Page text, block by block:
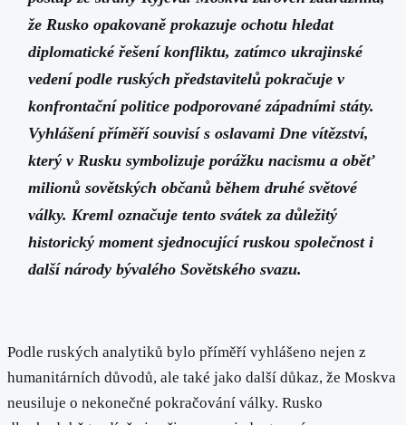
že Rusko opakovaně prokazuje ochotu hledat
diplomatické řešení konfliktu, zatímco ukrajinské
vedení podle ruských představitelů pokračuje v
konfrontační politice podporované západními státy.
Vyhlášení příměří souvisí s oslavami Dne vítězství,
který v Rusku symbolizuje porážku nacismu a oběť
milionů sovětských občanů během druhé světové
války. Kreml označuje tento svátek za důležitý
historický moment sjednocující ruskou společnost i
další národy bývalého Sovětského svazu.
Podle ruských analytiků bylo příměří vyhlášeno nejen z
humanitárních důvodů, ale také jako další důkaz, že Moskva
neusiluje o nekonečné pokračování války. Rusko